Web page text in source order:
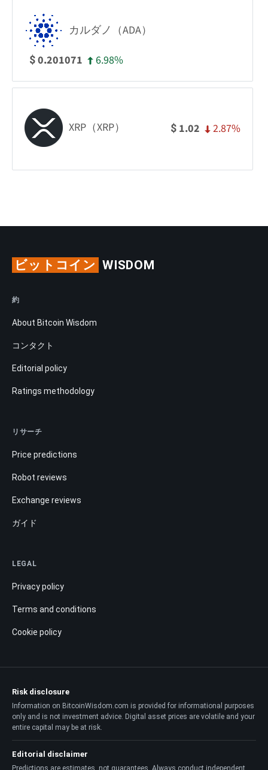
カルダノ（ADA）
$0.201071 6.98%
XRP（XRP） $ 1.02 2.87%
ビットコイン WISDOM
約
About Bitcoin Wisdom
コンタクト
Editorial policy
Ratings methodology
リサーチ
Price predictions
Robot reviews
Exchange reviews
ガイド
LEGAL
Privacy policy
Terms and conditions
Cookie policy
Risk disclosure
Information on BitcoinWisdom.com is provided for informational purposes
only and is not investment advice. Digital asset prices are volatile and your
entire capital may be at risk.
Editorial disclaimer
Predictions are estimates, not guarantees. Always conduct independent